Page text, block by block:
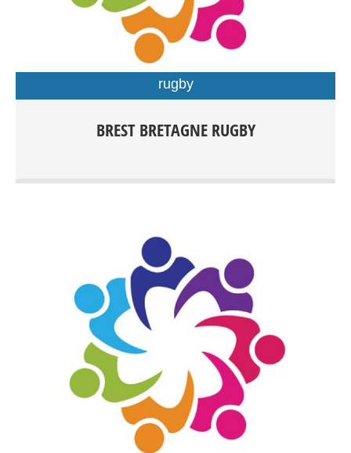
15ans Rugby à XV Loisirs Rugby à X compétition dès
rugby
BREST BRETAGNE RUGBY